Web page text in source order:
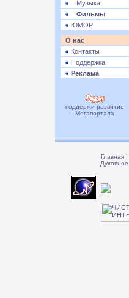
Музыка
Фильмы
ЮМОР
О нас
Контакты
Поддержка
Реклама
поддержи развитие
Мегапортала
Главная |
Духовное